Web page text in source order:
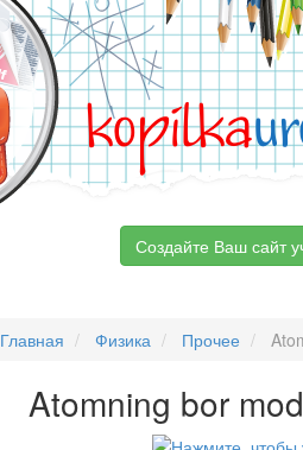
kopilka
Создайте Ваш сайт
Главная Физика Прочее
Atomning bor